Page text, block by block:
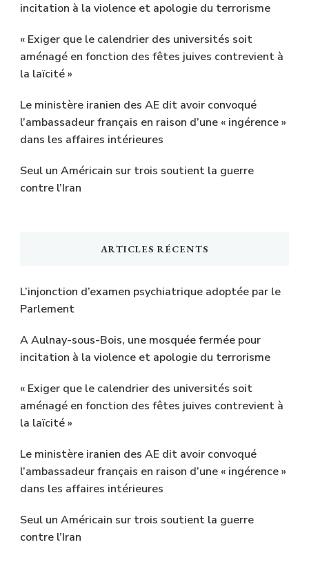
incitation à la violence et apologie du terrorisme
« Exiger que le calendrier des universités soit
aménagé en fonction des fêtes juives contrevient à
la laïcité »
Le ministère iranien des AE dit avoir convoqué
l’ambassadeur français en raison d’une « ingérence »
dans les affaires intérieures
Seul un Américain sur trois soutient la guerre
contre l’Iran
ARTICLES RÉCENTS
L’injonction d’examen psychiatrique adoptée par le
Parlement
A Aulnay-sous-Bois, une mosquée fermée pour
incitation à la violence et apologie du terrorisme
« Exiger que le calendrier des universités soit
aménagé en fonction des fêtes juives contrevient à
la laïcité »
Le ministère iranien des AE dit avoir convoqué
l’ambassadeur français en raison d’une « ingérence »
dans les affaires intérieures
Seul un Américain sur trois soutient la guerre
contre l’Iran